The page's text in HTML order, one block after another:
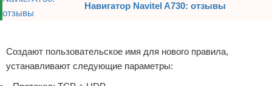
Навигатор Navitel A730: отзывы
Создают пользовательское имя для нового правила,
устанавливают следующие параметры: